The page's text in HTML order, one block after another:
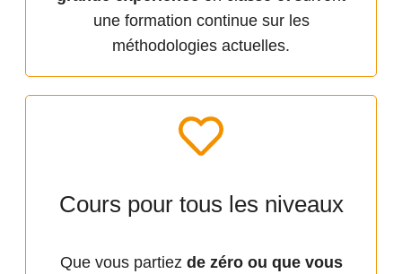
une formation continue sur les
méthodologies actuelles.
Cours pour tous les niveaux
Que vous partiez de zéro ou que vous